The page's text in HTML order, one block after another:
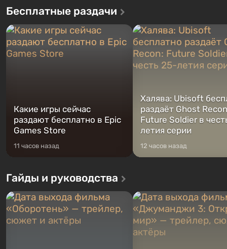
Бесплатные раздачи
Какие игры сейчас
раздают бесплатно в Epic
Games Store
11 часов назад
Халява: Ubisoft
раздаёт Ghost
Future Soldier в
летия серии
12 часов назад
Гайды и руководства